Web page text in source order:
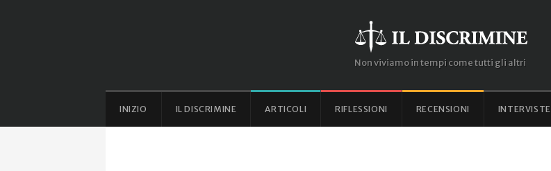
Non viviamo in tempi come tutti gli altri
INIZIO IL DISCRIMINE ARTICOLI RIFLESSIONI RECENSIONI INTERVISTE